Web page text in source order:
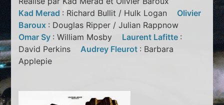
Kad Merad : Richard Bullit / Hulk Logan Olivier
Baroux : Douglas Ripper / Julian Rappnow
Omar Sy : William Mosby Laurent Lafitte :
David PerkinsAudrey Fleurot : Barbara
Applepie